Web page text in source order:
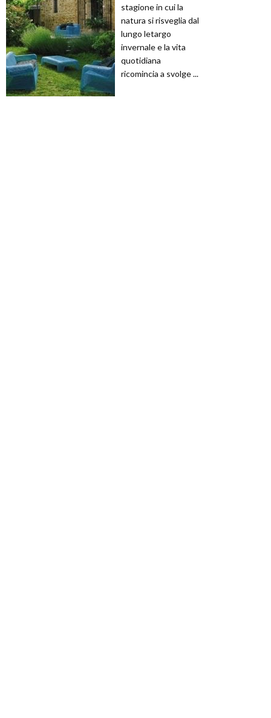
stagione in cui la
natura si risveglia dal
lungo letargo
invernale e la vita
quotidiana
ricomincia a svolge ...